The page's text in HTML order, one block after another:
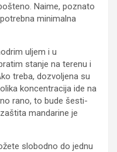
Naime, poznato
minimalna
uljem i u
stanje na terenu i
treba, dozvoljena su
koncentracija ide na
rano, to bude šesti-
mandarine je
slobodno do jednu